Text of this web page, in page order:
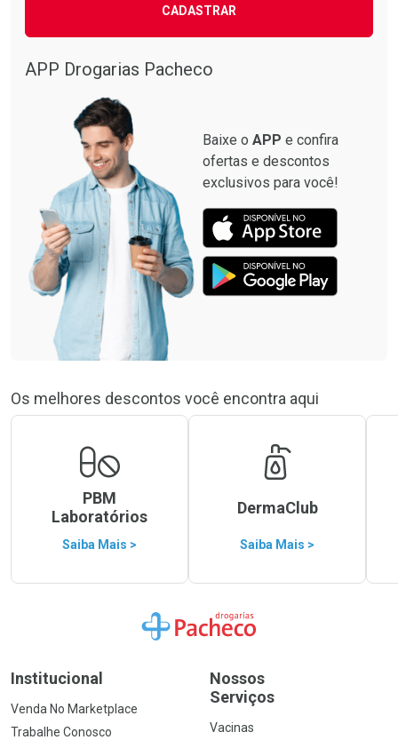
CADASTRAR
APP Drogarias Pacheco
Baixe o APP e confira
ofertas e descontos
exclusivos para você!
Os melhores descontos você encontra aqui
PBM
Laboratórios
Saiba Mais >
DermaClub
Saiba Mais >
Ir para a Home
Institucional
Venda No Marketplace
Trabalhe Conosco
Nossos
Serviços
Vacinas